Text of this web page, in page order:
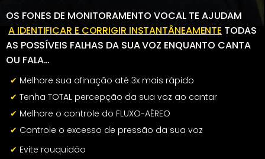
OS FONES DE MONITORAMENTO VOCAL TE AJUDAM
A IDENTIFICAR E CORRIGIR INSTANTÂNEAMENTE TODAS
AS POSSÍVEIS FALHAS DA SUAVOZ ENQUANTO CANTA
OU FALA…
✔ Melhore sua afinação até 3x mais rápido
✔ Tenha TOTAL percepção da sua voz ao cantar
✔ Melhore o controle do FLUXO-AÉREO
✔ Controle o excesso de pressão da sua voz
✔ Evite rouquidão